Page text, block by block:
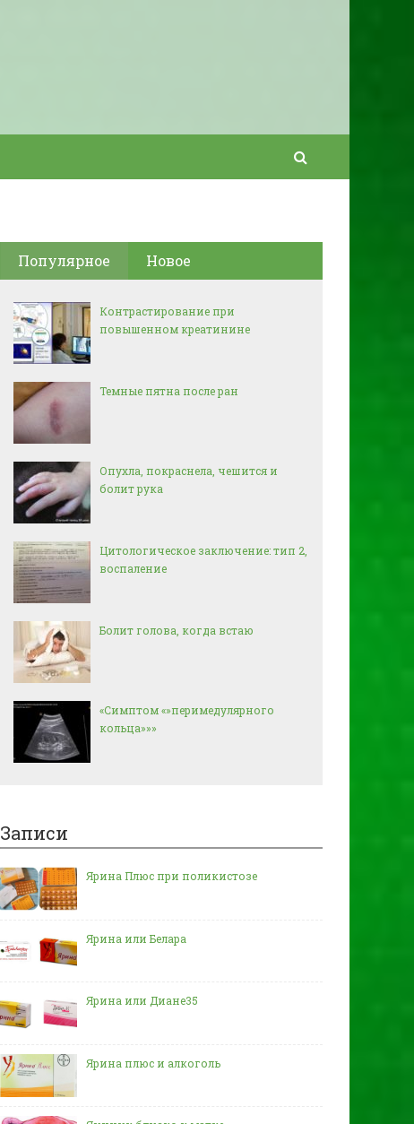
Популярное Новое
Контрастирование при
повышенном креатинине
Темные пятна после ран
Опухла, покраснела, чешится и
болит рука
Цитологическое заключение: тип 2,
воспаление
Болит голова, когда встаю
«Симптом «»перимедулярного
кольца»»»
Записи
Ярина Плюс при поликистозе
Ярина или Белара
Ярина или Диане35
Ярина плюс и алкоголь